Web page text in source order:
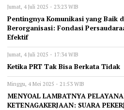
Jumat, 4 Juli 2025 - 23:23 WIB
Pentingnya Komunikasi yang Baik
Berorganisasi: Fondasi
Efektif
Jumat, 4 Juli 2025 - 17:34 WIB
Ketika PRT Tak Bisa Berkata Tidak
Minggu, 4 Mei 2025 - 21:53 WIB
MENYOAL LAMBATNYA
KETENAGAKERJAAN: SUARA